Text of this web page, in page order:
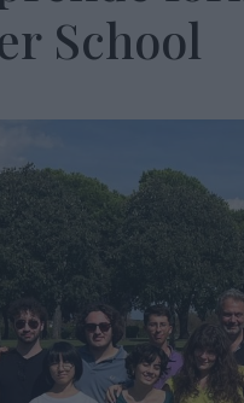
School